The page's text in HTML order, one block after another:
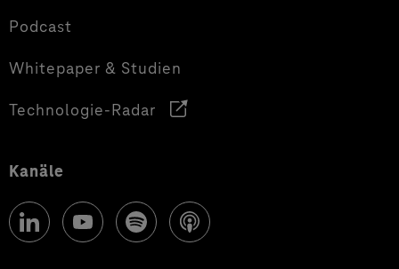
Podcast
Whitepaper & Studien
Technologie-Radar
Kanäle